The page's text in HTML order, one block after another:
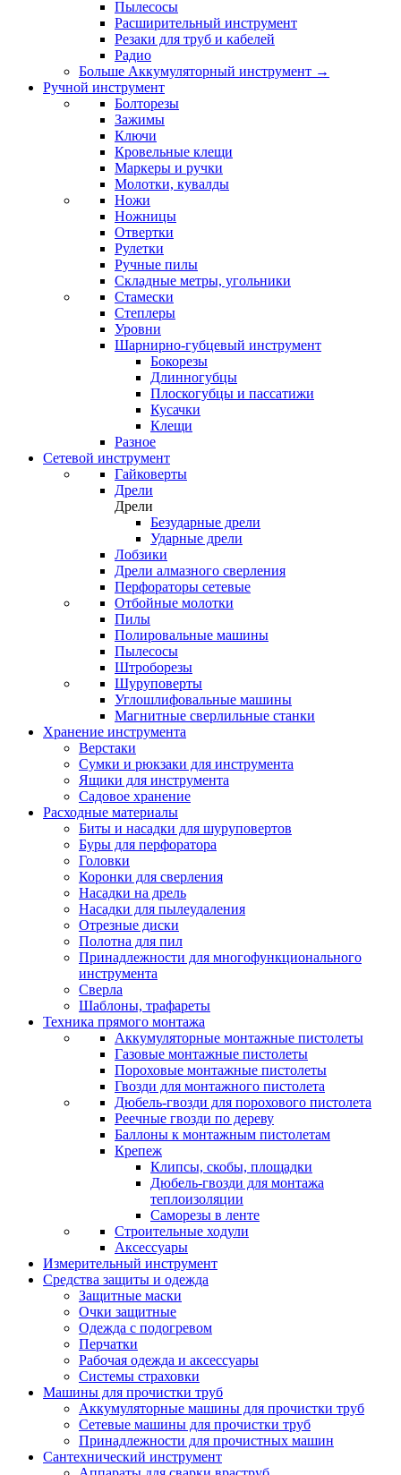
Пылесосы
Расширительный инструмент
Резаки для труб и кабелей
Радио
Больше Аккумуляторный инструмент →
Ручной инструмент
Болторезы
Зажимы
Ключи
Кровельные клещи
Маркеры и ручки
Молотки, кувалды
Ножи
Ножницы
Отвертки
Рулетки
Ручные пилы
Складные метры, угольники
Стамески
Степлеры
Уровни
Шарнирно-губцевый инструмент
Бокорезы
Длинногубцы
Плоскогубцы и пассатижи
Кусачки
Клещи
Разное
Сетевой инструмент
Гайковерты
Дрели
Дрели
Безударные дрели
Ударные дрели
Лобзики
Дрели алмазного сверления
Перфораторы сетевые
Отбойные молотки
Пилы
Полировальные машины
Пылесосы
Штроборезы
Шуруповерты
Углошлифовальные машины
Магнитные сверлильные станки
Хранение инструмента
Верстаки
Сумки и рюкзаки для инструмента
Ящики для инструмента
Садовое хранение
Расходные материалы
Биты и насадки для шуруповертов
Буры для перфоратора
Головки
Коронки для сверления
Насадки на дрель
Насадки для пылеудаления
Отрезные диски
Полотна для пил
Принадлежности для многофункционального
инструмента
Сверла
Шаблоны, трафареты
Техника прямого монтажа
Аккумуляторные монтажные пистолеты
Газовые монтажные пистолеты
Пороховые монтажные пистолеты
Гвозди для монтажного пистолета
Дюбель-гвозди для порохового пистолета
Реечные гвозди по дереву
Баллоны к монтажным пистолетам
Крепеж
Клипсы, скобы, площадки
Дюбель-гвозди для монтажа
теплоизоляции
Саморезы в ленте
Строительные ходули
Аксессуары
Измерительный инструмент
Средства защиты и одежда
Защитные маски
Очки защитные
Одежда с подогревом
Перчатки
Рабочая одежда и аксессуары
Системы страховки
Машины для прочистки труб
Аккумуляторные машины для прочистки труб
Сетевые машины для прочистки труб
Принадлежности для прочистных машин
Сантехнический инструмент